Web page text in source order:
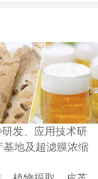
发、应用技术研
地及超滤膜浓缩